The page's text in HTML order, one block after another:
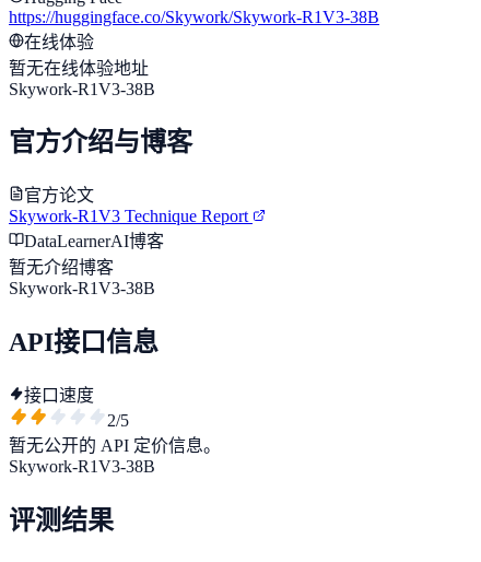
https://huggingface.co/Skywork/Skywork-R1V3-38B
在线体验
暂无在线体验地址
Skywork-R1V3-38B
官方介绍与博客
官方论文
Skywork-R1V3 Technique Report
DataLearnerAI博客
暂无介绍博客
Skywork-R1V3-38B
API接口信息
接口速度
2/5
暂无公开的 API 定价信息。
Skywork-R1V3-38B
评测结果